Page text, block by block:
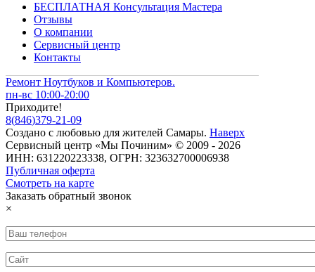
БЕСПЛАТНАЯ Консультация Мастера
Отзывы
О компании
Сервисный центр
Контакты
Ремонт Ноутбуков и Компьютеров.
пн-вс 10:00-20:00
Приходите!
8(846)379-21-09
Создано с любовью для жителей Самары. Наверх
Сервисный центр «Мы Починим» © 2009 - 2026
ИНН: 631220223338, ОГРН: 323632700006938
Публичная оферта
Смотреть на карте
Заказать обратный звонок
×